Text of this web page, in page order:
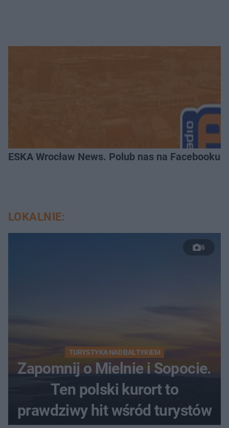
ESKA Wrocław News. Polub nas na Facebooku!
LOKALNIE:
6
TURYSTYKA NAD BAŁTYKIEM
Zapomnij o Mielnie i Sopocie.
Ten polski kurort to
prawdziwy hit wśród turystów